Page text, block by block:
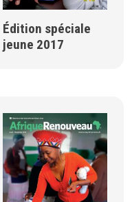
Édition spéciale
jeune 2017